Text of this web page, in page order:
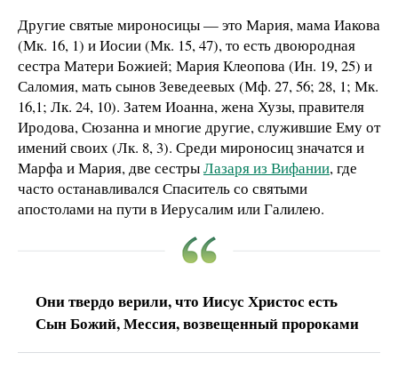
Другие святые мироносицы — это Мария, мама Иакова
(Мк. 16, 1) и Иосии (Мк. 15, 47), то есть двоюродная
сестра Матери Божией; Мария Клеопова (Ин. 19, 25) и
Саломия, мать сынов Зеведеевых (Мф. 27, 56; 28, 1; Мк.
16,1; Лк. 24, 10). Затем Иоанна, жена Хузы, правителя
Иродова, Сюзанна и многие другие, служившие Ему от
имений своих (Лк. 8, 3). Среди мироносиц значатся и
Марфа и Мария, две сестрыЛазаря из Вифании, где
часто останавливался Спаситель со святыми
апостолами на пути в Иерусалим или Галилею.
Они твердо верили, что Иисус Христос есть
Сын Божий, Мессия, возвещенный пророками